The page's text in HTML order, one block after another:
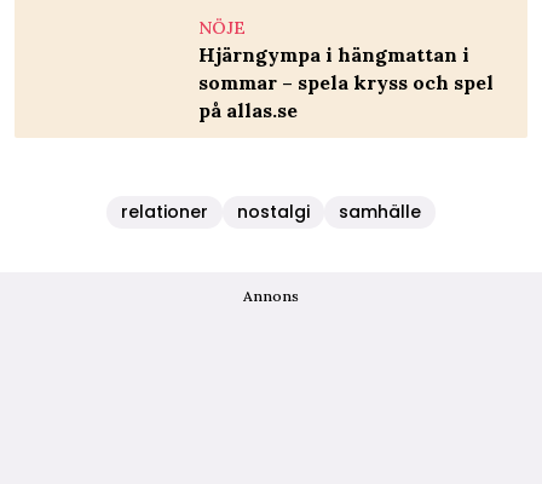
NÖJE
Hjärngympa i hängmattan i
sommar – spela kryss och spel
på allas.se
relationer nostalgi samhälle
Annons